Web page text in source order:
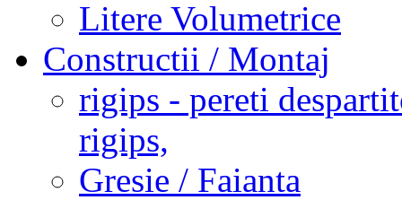
Litere Volumetrice
Constructii / Montaj
rigips - pereti
rigips,
Gresie / Faianta